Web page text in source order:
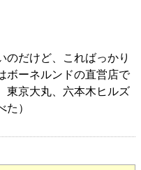
のだけど、こればっかり
ボーネルンドの直営店で
東京大丸、六本木ヒルズ
）